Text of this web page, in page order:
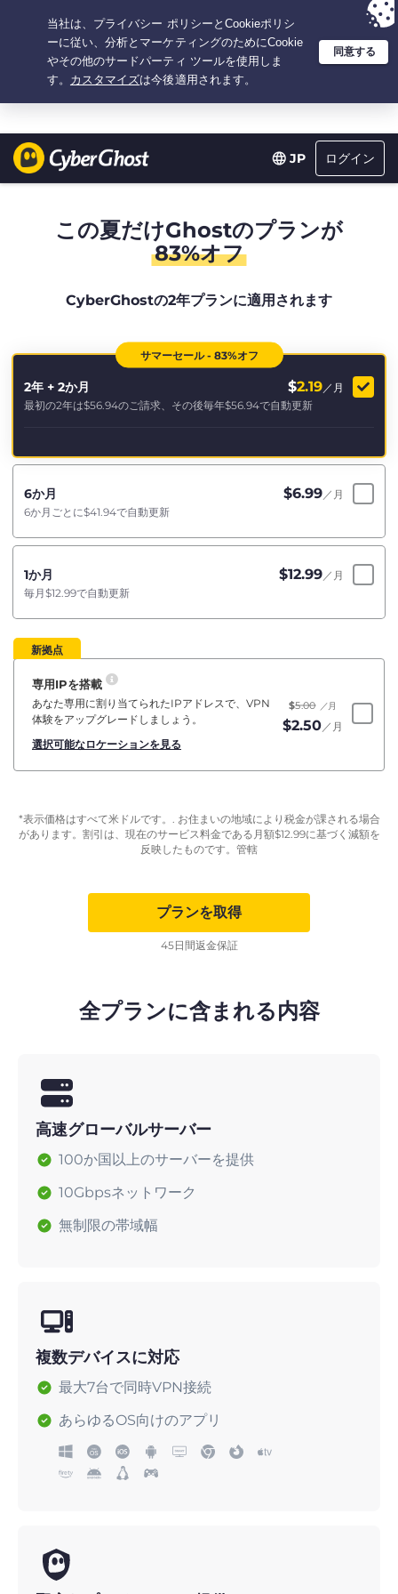
JP ログイン
選択プラン：2.1666666666667年間 $ 2.19 /月の 大特価
この夏だけGhostのプランが
83%オフ
CyberGhostの2年プランに適用されます
サマーセール - 83%オフ
2年 + 2か月 $2.19 ／月
最初の2年は$56.94のご請求、その後毎年$56.94で自動更新
6か月 $6.99 ／月
6か月ごとに$41.94で自動更新
1か月 $12.99 ／月
毎月$12.99で自動更新
新拠点
専用IPを搭載
あなた専用に割り当てられたIPアドレスで、VPN
体験をアップグレードしましょう。
選択可能なロケーションを見る
$5.00 ／月
$2.50 ／月
*表示価格はすべて米ドルです。. お住まいの地域により税金が課される場合
があります。割引は、現在のサービス料金である月額$12.99に基づく減額を
反映したものです。管轄
プランを取得
45日間返金保証
全プランに含まれる内容
高速グローバルサーバー
100か国以上のサーバーを提供
10Gbpsネットワーク
無制限の帯域幅
複数デバイスに対応
最大7台で同時VPN接続
あらゆるOS向けのアプリ